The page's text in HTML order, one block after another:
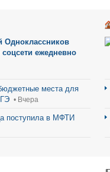
Одноклассников
ежедневно
места для
• Вчера
поступила в МФТИ